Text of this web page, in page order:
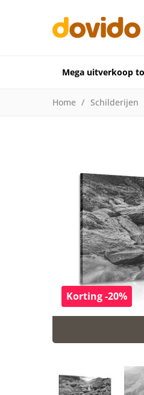
Mega uitverkoop
Home Schilderijen
Korting -20%